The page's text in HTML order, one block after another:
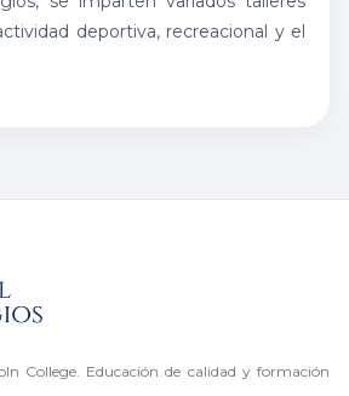
deportiva, recreacional y el
College. Educación de calidad y formación